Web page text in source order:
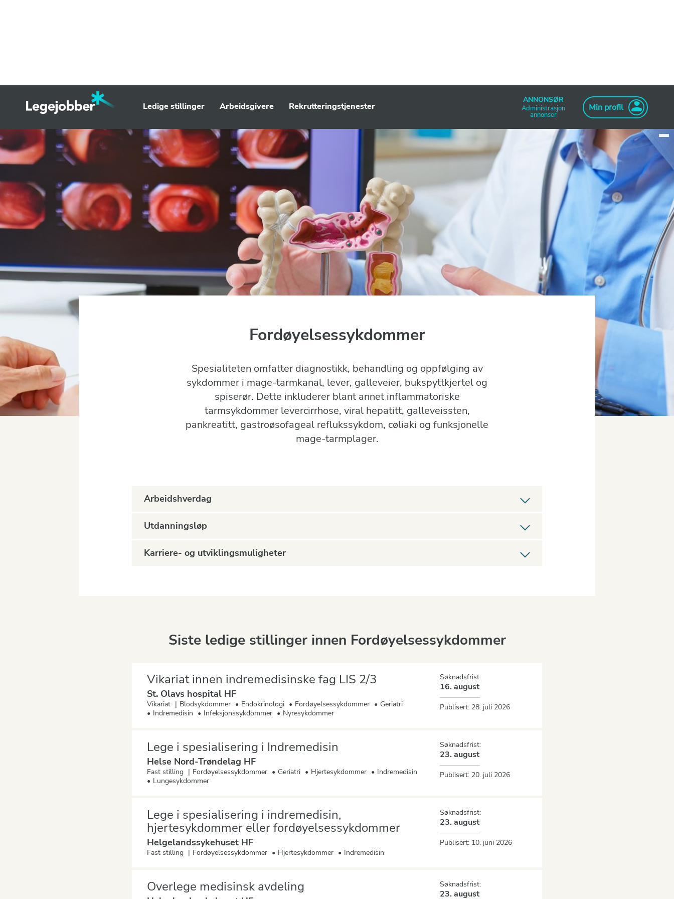
Ledige stillinger Arbeidsgivere Rekrutteringstjenester
ANNONSØR
Administrasjon
annonser
Min profil
Fordøyelsessykdommer
Spesialiteten omfatter diagnostikk, behandling og oppfølging av
sykdommer i mage-tarmkanal, lever, galleveier, bukspyttkjertel og
spiserør. Dette inkluderer blant annet inflammatoriske
tarmsykdommer levercirrhose, viral hepatitt, galleveissten,
pankreatitt, gastroøsofageal reflukssykdom, cøliaki og funksjonelle
mage-tarmplager.
Arbeidshverdag
Utdanningsløp
Karriere- og utviklingsmuligheter
Siste ledige stillinger innen Fordøyelsessykdommer
Vikariat innen indremedisinske fag LIS 2/3
St. Olavs hospital HF
Vikariat Blodsykdommer Endokrinologi Fordøyelsessykdommer
Geriatri
Indremedisin
Infeksjonssykdommer Nyresykdommer
Søknadsfrist:
16. august
Publisert: 28. juli 2026
Lege i spesialisering i Indremedisin
Helse Nord-Trøndelag HF
Fast stilling Fordøyelsessykdommer Geriatri Hjertesykdommer
Indremedisin
Lungesykdommer
Søknadsfrist:
23. august
Publisert: 20. juli 2026
Lege i spesialisering i indremedisin,
hjertesykdommer eller fordøyelsessykdommer
Helgelandssykehuset HF
Fast stilling Fordøyelsessykdommer Hjertesykdommer Indremedisin
Søknadsfrist:
23. august
Publisert: 10. juni 2026
Overlege medisinsk avdeling Søknadsfrist:
23. august